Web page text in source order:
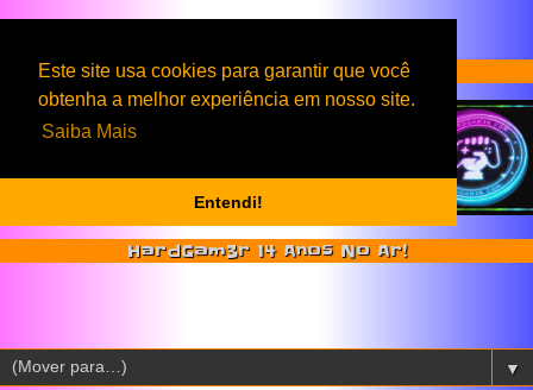
Este site usa cookies para garantir que você
obtenha a melhor experiência em nosso site.
Saiba Mais
Entendi!
Serviços & Produtos HardGam3r
HardGam3r 14 Anos No Ar!
▼